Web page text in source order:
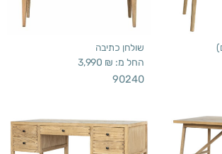
שולחן כתיבה
החל מ: 3,990 ₪
90240